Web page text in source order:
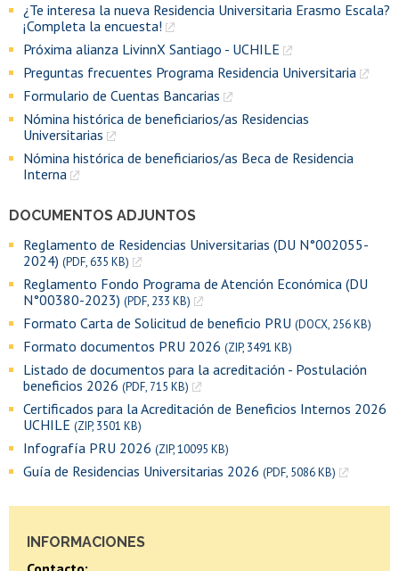
¿Te interesa la nueva Residencia Universitaria Erasmo Escala?
¡Completa la encuesta!
Próxima alianza LivinnX Santiago - UCHILE
Preguntas frecuentes Programa Residencia Universitaria
Formulario de Cuentas Bancarias
Nómina histórica de beneficiarios/as Residencias
Universitarias
Nómina histórica de beneficiarios/as Beca de Residencia
Interna
DOCUMENTOS ADJUNTOS
Reglamento de Residencias Universitarias (DU N°002055-
2024) (PDF, 635 KB)
Reglamento Fondo Programa de Atención Económica (DU
N°00380-2023) (PDF, 233 KB)
Formato Carta de Solicitud de beneficio PRU (DOCX, 256 KB)
Formato documentos PRU 2026 (ZIP, 3491 KB)
Listado de documentos para la acreditación - Postulación
beneficios 2026 (PDF, 715 KB)
Certificados para la Acreditación de Beneficios Internos 2026
UCHILE (ZIP, 3501 KB)
Infografía PRU 2026 (ZIP, 10095 KB)
Guía de Residencias Universitarias 2026 (PDF, 5086 KB)
INFORMACIONES